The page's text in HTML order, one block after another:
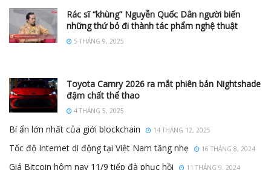
Rác sĩ “khùng” Nguyễn Quốc Dân người biến
những thứ bỏ đi thành tác phẩm nghệ thuật
5 THÁNG 9, 2025
Toyota Camry 2026 ra mắt phiên bản Nightshade
đậm chất thể thao
4 THÁNG 5, 2025
Bí ẩn lớn nhất của giới blockchain 14 THÁNG 12, 2025
Tốc độ Internet di động tại Việt Nam tăng nhẹ 16 THÁNG 8, 2024
Giá Bitcoin hôm nay 11/9 tiếp đà phục hồi 11 THÁNG 9, 2024